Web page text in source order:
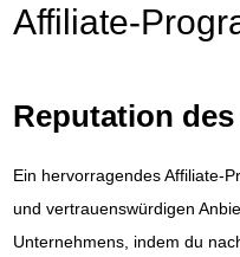
Affiliate-
Reputation
Ein hervorragendes Affiliate-
und vertrauenswürdigen
Unternehmens, indem du